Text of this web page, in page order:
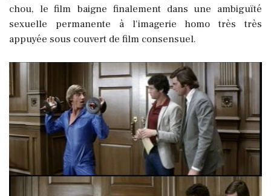
chou, le film baigne finalement dans une ambiguïté
sexuelle permanente à l'imagerie homo très très
appuyée sous couvert de film consensuel.